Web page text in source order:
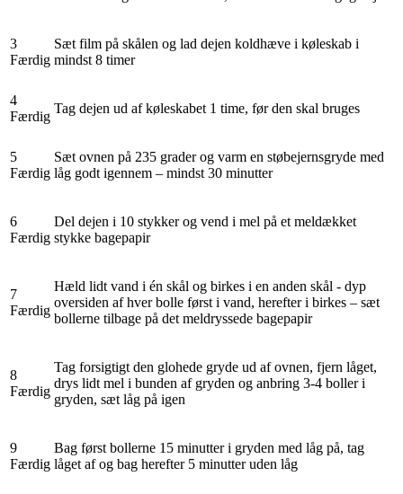
3
Færdig
Sæt film på skålen og lad dejen koldhæve i køleskab i
mindst 8 timer
4
Færdig
Tag dejen ud af køleskabet 1 time, før den skal bruges
5
Færdig
Sæt ovnen på 235 grader og varm en støbejernsgryde med
låg godt igennem – mindst 30 minutter
6
Færdig
Del dejen i 10 stykker og vend i mel på et meldækket
stykke bagepapir
7
Færdig
Hæld lidt vand i én skål og birkes i en anden skål - dyp
oversiden af hver bolle først i vand, herefter i birkes – sæt
bollerne tilbage på det meldryssede bagepapir
8
Færdig
Tag forsigtigt den glohede gryde ud af ovnen, fjern låget,
drys lidt mel i bunden af gryden og anbring 3-4 boller i
gryden, sæt låg på igen
9
Færdig
Bag først bollerne 15 minutter i gryden med låg på, tag
låget af og bag herefter 5 minutter uden låg